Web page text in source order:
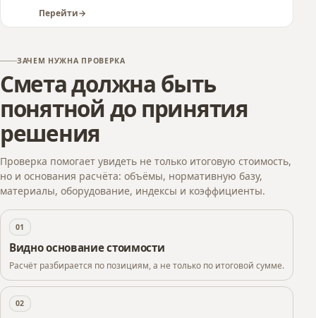
Перейти
ЗАЧЕМ НУЖНА ПРОВЕРКА
Смета должна быть
понятной до принятия
решения
Проверка помогает увидеть не только итоговую стоимость,
но и основания расчёта: объёмы, нормативную базу,
материалы, оборудование, индексы и коэффициенты.
01
Видно основание стоимости
Расчёт разбирается по позициям, а не только по итоговой сумме.
02